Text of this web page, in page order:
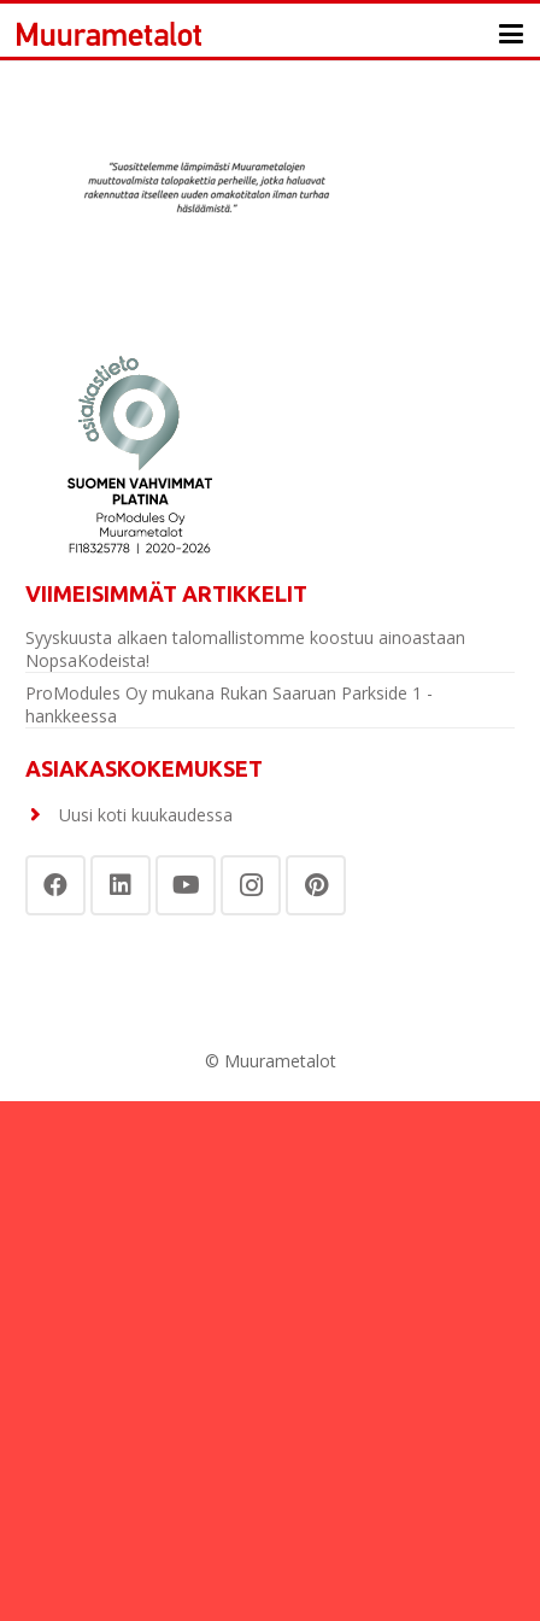
VIIMEISIMMÄT ARTIKKELIT
Syyskuusta alkaen talomallistomme koostuu ainoastaan
NopsaKodeista!
ProModules Oy mukana Rukan Saaruan Parkside 1 -
hankkeessa
ASIAKASKOKEMUKSET
Uusi koti kuukaudessa
© Muurametalot